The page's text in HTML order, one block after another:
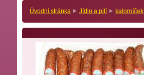
Úvodní stránka Jídlo a pití kalorníček